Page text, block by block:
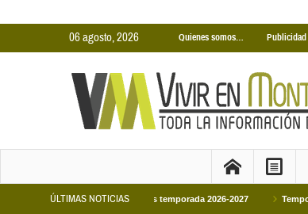
06 agosto, 2026 Quienes somos… Publicidad
ÚLTIMAS NOTICIAS
Cubiertas Municipales temporada 2026-2027 Temporada de